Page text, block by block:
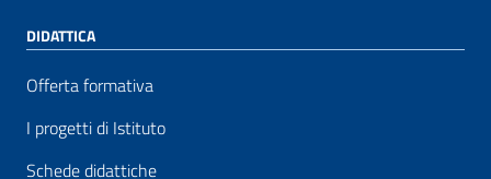
DIDATTICA
Offerta formativa
I progetti di Istituto
Schede didattiche